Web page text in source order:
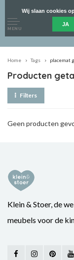
MENU
Home Tags placemat
Producten
Filters
Geen producten
Klein & Stoer, de
meubels voor de
Wij slaan cookies
JA